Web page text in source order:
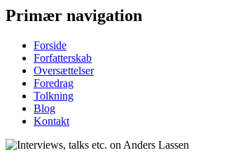
Primær navigation
Forside
Forfatterskab
Oversættelser
Foredrag
Tolkning
Blog
Kontakt